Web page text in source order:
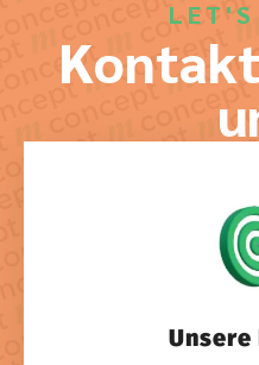
LET'S
Unsere